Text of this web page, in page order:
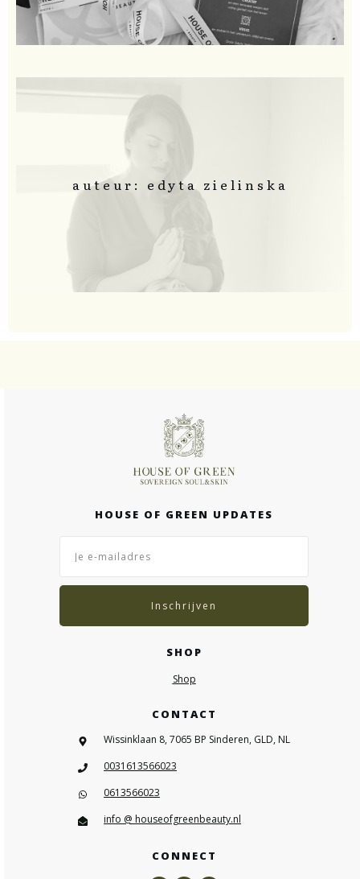
auteur: edyta zielinska
HOUSE OF GREEN UPDATES
Inschrijven
SHOP
Shop
CONTACT
Wissinklaan 8, 7065 BP Sinderen, GLD, NL
0031613566023
0613566023
info @ houseofgreenbeauty.nl
CONNECT